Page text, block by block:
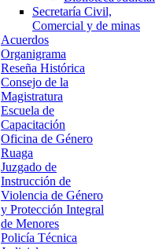
Secretaría Civil,
Comercial y de minas
Acuerdos
Organigrama
Reseña Histórica
Consejo de la
Magistratura
Escuela de
Capacitación
Oficina de Género
Ruaga
Juzgado de
Instrucción de
Violencia de Género
y Protección Integral
de Menores
Policía Técnica